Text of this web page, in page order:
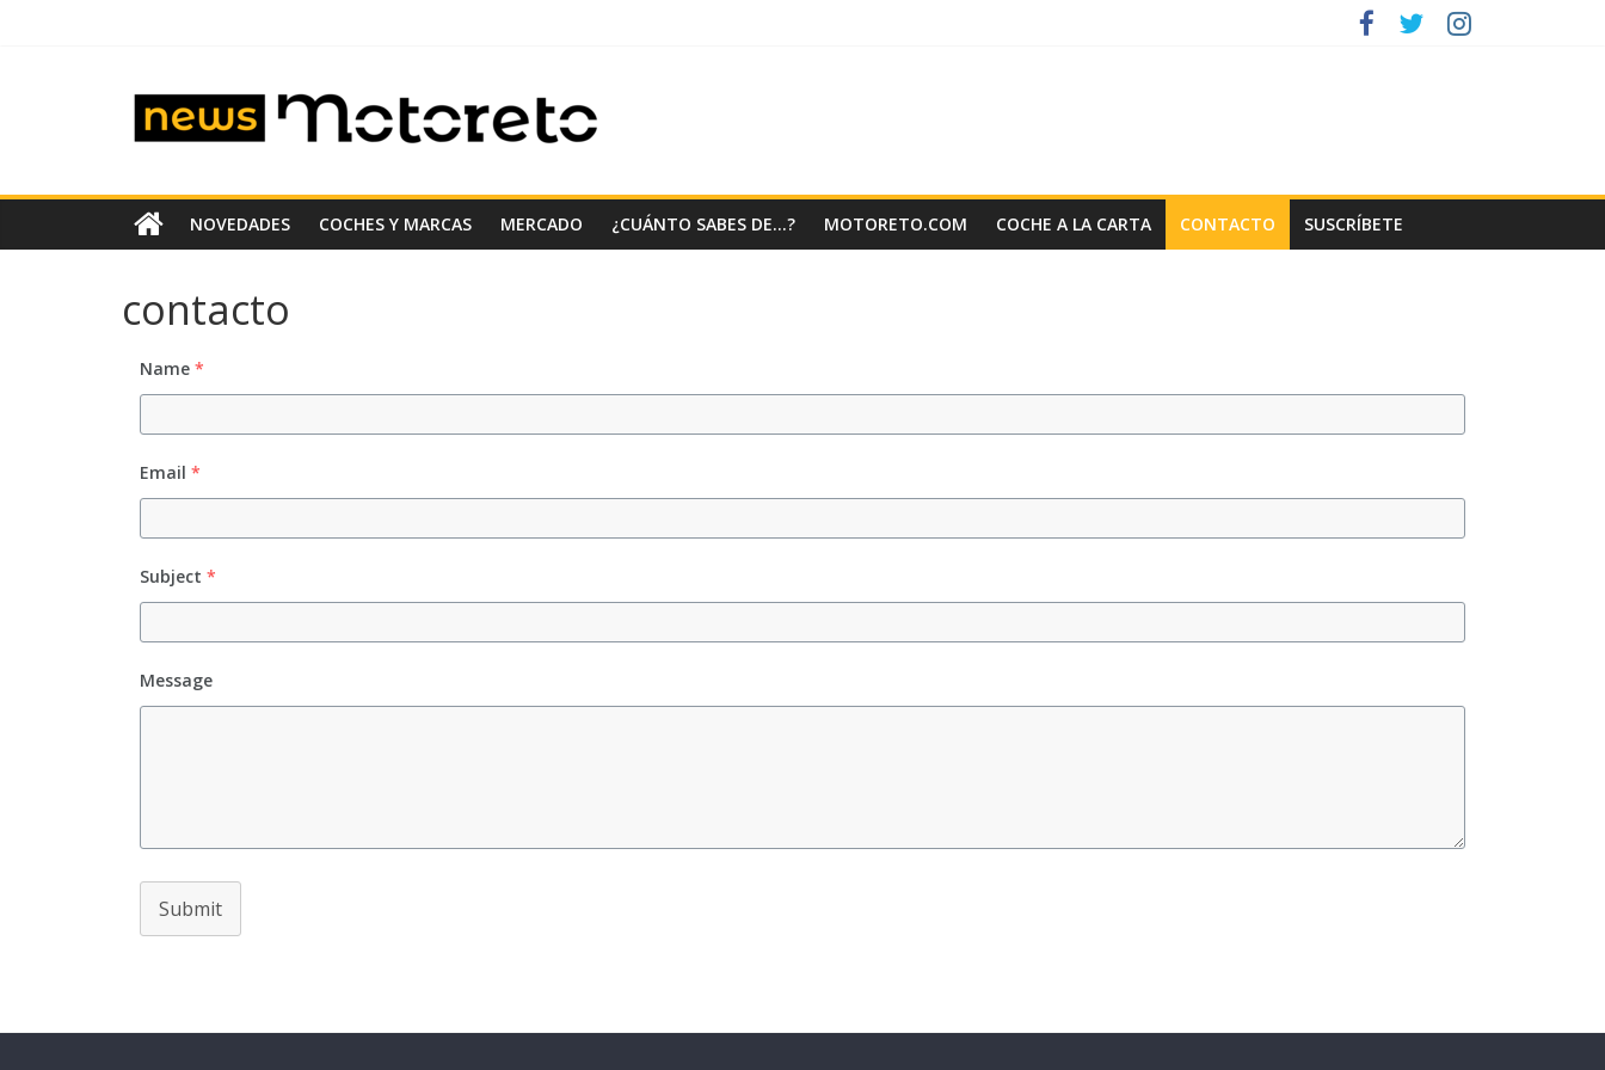
News
Motoreto
Noticias
de
de
ocasión
NOVEDADES COCHES Y MARCAS MERCADO ¿CUÁNTO SABES DE…? MOTORETO.COM COCHE A LA CARTA CONTACTO SUSCRÍBETE
contacto
Name *
Email *
Subject *
Message
Submit